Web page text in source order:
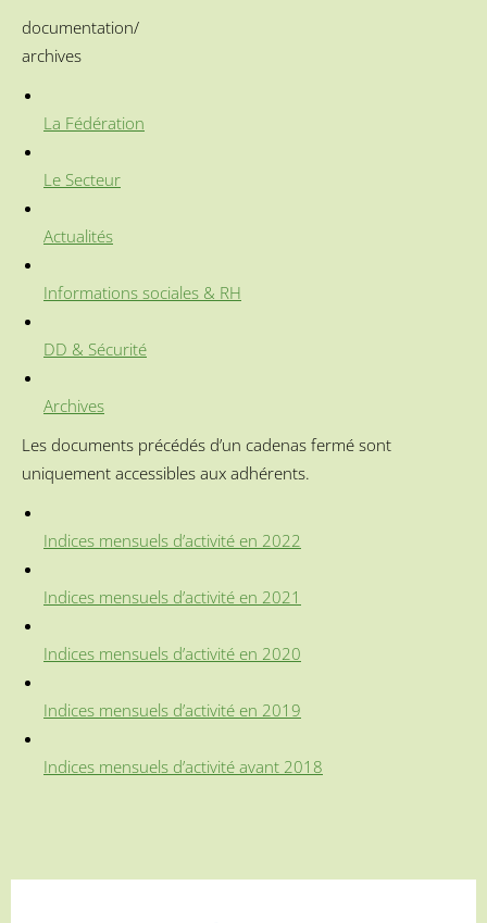
documentation/
archives
La Fédération
Le Secteur
Actualités
Informations sociales & RH
DD & Sécurité
Archives
Les documents précédés d’un cadenas fermé sont
uniquement accessibles aux adhérents.
Indices mensuels d’activité en 2022
Indices mensuels d’activité en 2021
Indices mensuels d’activité en 2020
Indices mensuels d’activité en 2019
Indices mensuels d’activité avant 2018